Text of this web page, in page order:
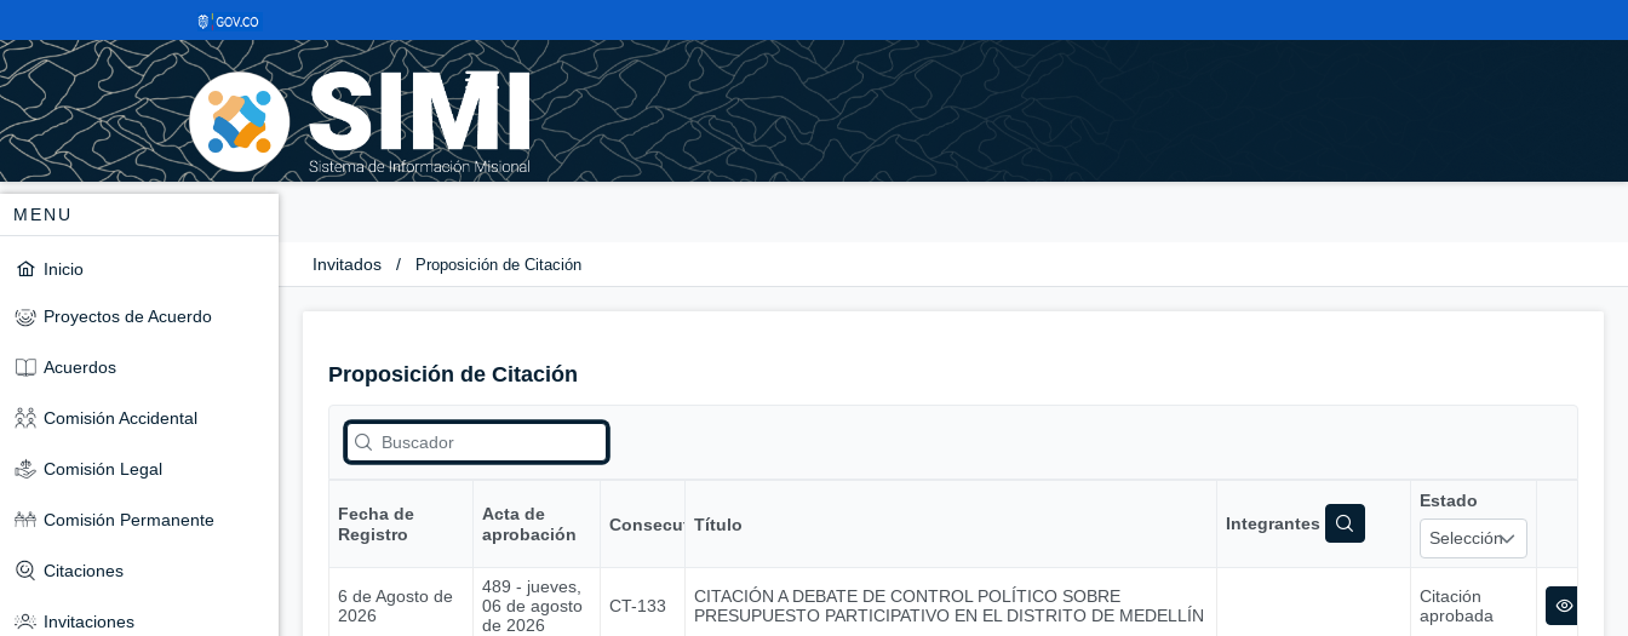
MENU
Inicio
Proyectos de Acuerdo
Acuerdos
Comisión Accidental
Comisión Legal
Comisión Permanente
Citaciones
Invitaciones
Invitados / Proposición de Citación
Proposición de Citación
Fecha de
Registro
Acta de
aprobación
ConsecutivoTítulo Integrantes
Estado
Selección
6 de Agosto de
2026
489 - jueves,
06 de agosto
de 2026
CT-133
CITACIÓN A DEBATE DE CONTROL POLÍTICO SOBRE
PRESUPUESTO PARTICIPATIVO EN EL DISTRITO DE MEDELLÍN
Citación
aprobada